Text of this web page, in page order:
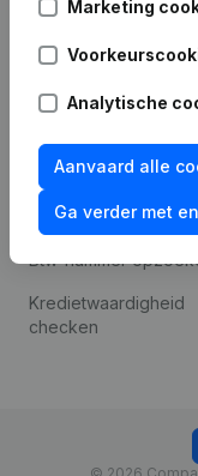
Marketing
Analytische
Aanvaard alle
Ga verder met
Spotlight
Compliance &
fraudepreventie
Jaarrekening
Btw-nummer
Kredietwaardigheid
checken